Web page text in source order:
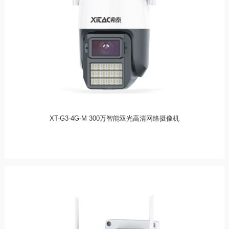
XT-G3-4G-M 300万智能双光高清网络摄像机